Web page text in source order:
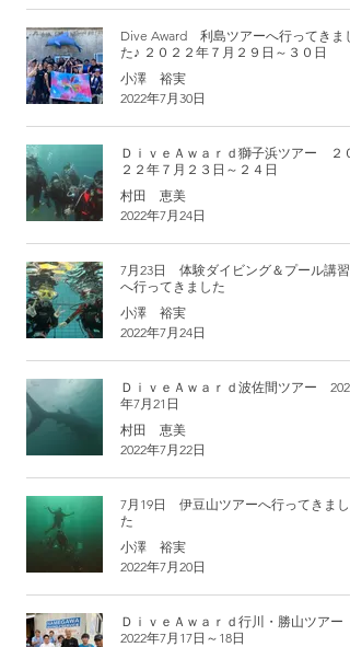
Dive Award 利島ツアーへ行ってきまし
た♪ ２０２２年７月２９日～３０日
小澤 裕実
2022年7月30日
ＤｉｖｅＡｗａｒｄ獅子浜ツアー ２０
２２年７月２３日～２４日
村田 恵美
2022年7月24日
7月23日 体験ダイビング＆プール講習
へ行ってきました
小澤 裕実
2022年7月24日
ＤｉｖｅＡｗａｒｄ波佐間ツアー 2022
年7月21日
村田 恵美
2022年7月22日
7月19日 伊豆山ツアーへ行ってきまし
た
小澤 裕実
2022年7月20日
ＤｉｖｅＡｗａｒｄ行川・勝山ツアー
2022年7月17日～18日